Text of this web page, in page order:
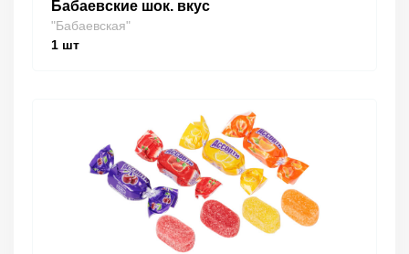
Бабаевские шок. вкус
"Бабаевская"
1 шт